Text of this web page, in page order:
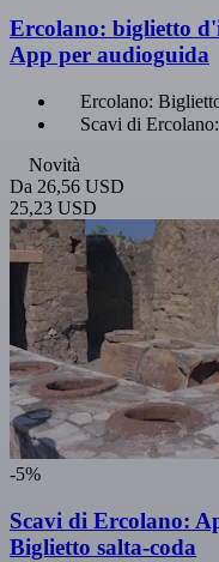
Ercolano: biglietto
App per audioguida
Ercolano:
Scavi di
Novità
Da 26,56 USD
25,23 USD
-5%
Scavi di Ercolano:
Biglietto salta-coda